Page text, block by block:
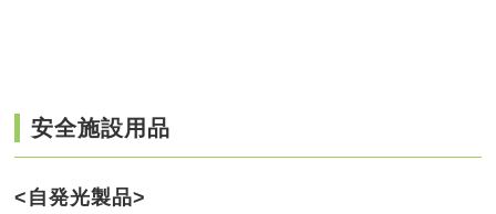
安全施設用品
<自発光製品>